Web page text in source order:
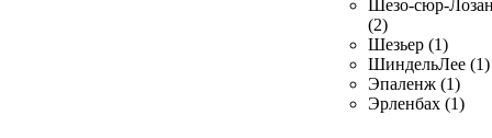
Шезо-сюр-
(2)
Шезьер (1)
ШиндельЛее (1)
Эпаленж (1)
Эрленбах (1)